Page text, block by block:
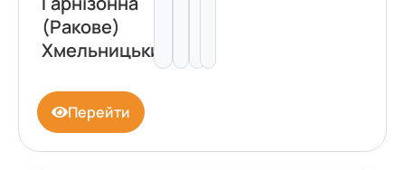
(Ракове)
Хмельницький
Перейти